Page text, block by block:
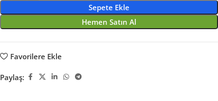
Sepete Ekle
Hemen Satın Al
Favorilere Ekle
Paylaş: